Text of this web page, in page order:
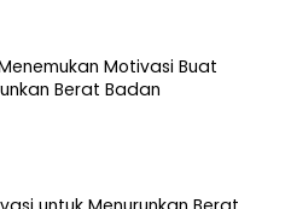
Motivasi Buat
Berat Badan